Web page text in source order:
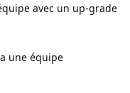
avec un up-grade
une équipe